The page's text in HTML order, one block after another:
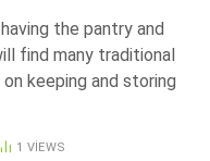
the pantry and
find many traditional
keeping and storing
1 VIEWS